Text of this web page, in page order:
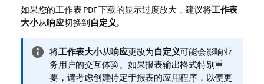
如果您的工作表PDF下载的显示过度放大，建议将工作表
大小从响应切换到 自定义。
信
息
注
将工作表大小从响应更改为自定义可能会影响业
务用户的交互体验。如果报表输出格式特别重
要，请考虑创建特定于报表的应用程序，以便更